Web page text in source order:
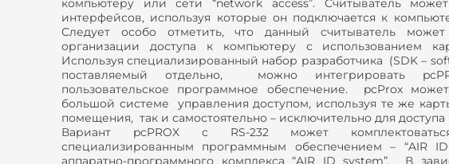
компьютеру или сети “network access”. Считыватель
интерфейсов, используя которые он подключается к
Следует особо отметить, что данный считыватель может
организации доступа к компьютеру с использованием
Используя специализированный набор разработчика (SDK –
поставляемый отдельно, можно интегрировать
пользовательское программное обеспечение. pcProx
большой системе управления доступом, используя те же
помещения, так и самостоятельно – исключительно для
Вариант pcPROX с RS-232 может
специализированным программным обеспечением – “AIR
аппаратно-программного комплекса “AIR ID system”. В